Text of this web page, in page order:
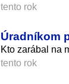
tento rok
Úradníkom
Kto zarábal na
tento rok